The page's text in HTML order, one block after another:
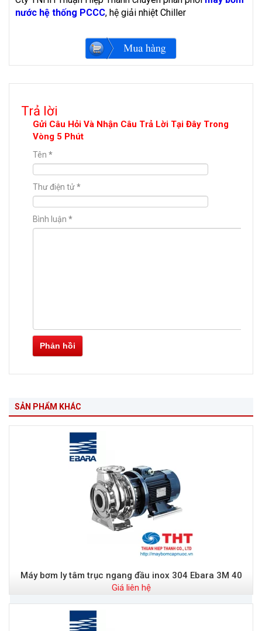
nước hệ thống PCCC, hệ giải nhiệt Chiller
Trả lời
Gửi Câu Hỏi Và Nhận Câu Trả Lời Tại Đây Trong
Vòng 5 Phút
Tên *
Thư điện tử*
Bình luận *
Phản hồi
SẢN PHẨM KHÁC
Máy bơm ly tâm trục ngang đầu inox 304 Ebara 3M 40
Giá liên hệ